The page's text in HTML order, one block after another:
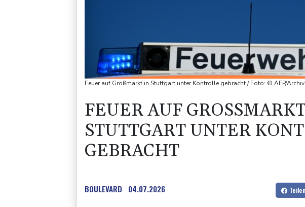
Feuer auf Großmarkt in Stuttgart unter Kontrolle gebracht / Foto: © AFP/Archiv
FEUER AUF GROSSMARKT
TUTTGART UNTER
EBRACHT
BOULEVARD 04.07.2026 Teilen